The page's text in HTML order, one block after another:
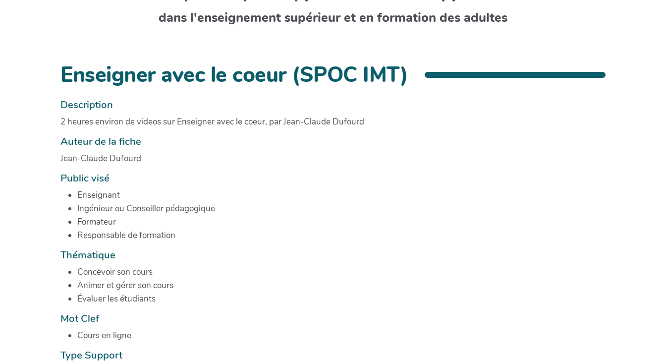
dans l'enseignement supérieur et en formation des adultes
Enseigner avec le coeur (SPOC IMT)
Description
2 heures environ de videos sur Enseigner avec le coeur, par Jean-Claude Dufourd
Auteur de la fiche
Jean-Claude Dufourd
Public visé
Enseignant
Ingénieur ou Conseiller pédagogique
Formateur
Responsable de formation
Thématique
Concevoir son cours
Animer et gérer son cours
Évaluer les étudiants
Mot Clef
Cours en ligne
Type Support